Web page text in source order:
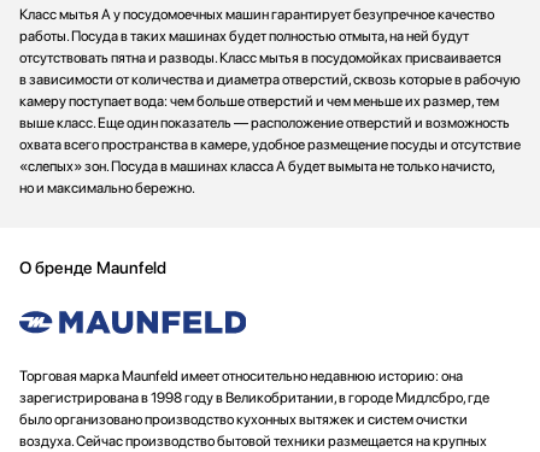
Класс мытья А у посудомоечных машин гарантирует безупречное качество
работы. Посуда в таких машинах будет полностью отмыта, на ней будут
отсутствовать пятна и разводы. Класс мытья в посудомойках присваивается
в зависимости от количества и диаметра отверстий, сквозь которые в рабочую
камеру поступает вода: чем больше отверстий и чем меньше их размер, тем
выше класс. Еще один показатель — расположение отверстий и возможность
охвата всего пространства в камере, удобное размещение посуды и отсутствие
«слепых» зон. Посуда в машинах класса А будет вымыта не только начисто,
но и максимально бережно.
О бренде Maunfeld
Торговая марка Maunfeld имеет относительно недавнюю историю: она
зарегистрирована в 1998 году в Великобритании, в городе Мидлсбро, где
было организовано производство кухонных вытяжек и систем очистки
воздуха. Сейчас производство бытовой техники размещается на крупных